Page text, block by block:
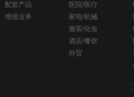
配套产品
增值业务
医院/医疗
家电/机械
服装/化妆
酒店/餐饮
外贸